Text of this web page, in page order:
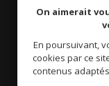
On aimerait
En poursuivant,
cookies par ce
contenus